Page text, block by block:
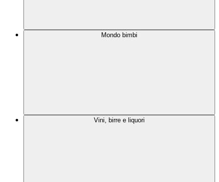
Mondo bimbi
Vini, birre e liquori